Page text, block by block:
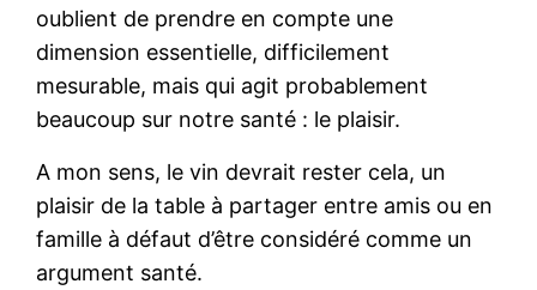
oublient de prendre en compte une
dimension essentielle, difficilement
mesurable, mais qui agit probablement
beaucoup sur notre santé : le plaisir.
A mon sens, le vin devrait rester cela, un
plaisir de la table à partager entre amis ou en
famille à défaut d’être considéré comme un
argument santé.